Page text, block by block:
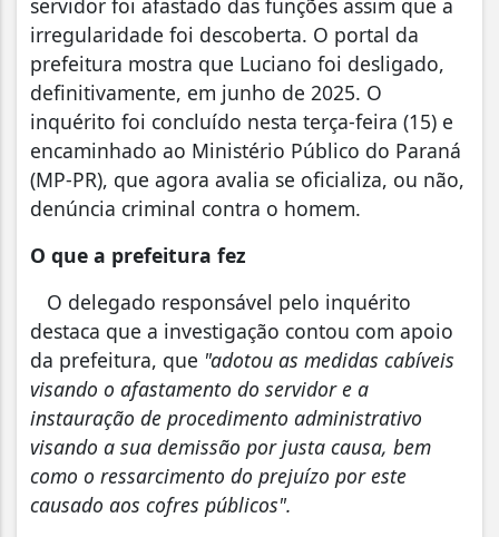
servidor foi afastado das funções assim que a
irregularidade foi descoberta. O portal da
prefeitura mostra que Luciano foi desligado,
definitivamente, em junho de 2025. O
inquérito foi concluído nesta terça-feira (15) e
encaminhado ao Ministério Público do Paraná
(MP-PR), que agora avalia se oficializa, ou não,
denúncia criminal contra o homem.
O que a prefeitura fez
O delegado responsável pelo inquérito
destaca que a investigação contou com apoio
da prefeitura, que "adotou as medidas cabíveis
visando o afastamento do servidor e a
instauração de procedimento administrativo
visando a sua demissão por justa causa, bem
como o ressarcimento do prejuízo por este
causado aos cofres públicos".